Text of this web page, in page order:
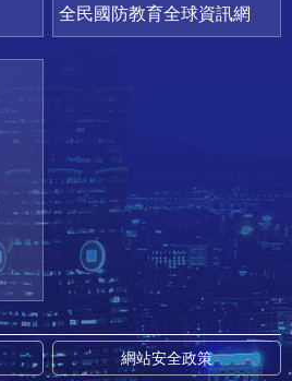
全民國防教育全球資訊網
網站安全政策